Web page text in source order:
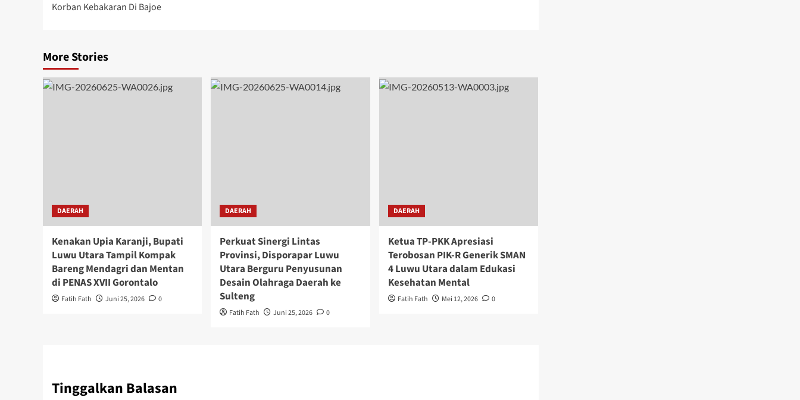
Korban Kebakaran Di Bajoe
More Stories
DAERAH
Kenakan Upia Karanji, Bupati
Luwu Utara Tampil Kompak
Bareng Mendagri dan Mentan
di PENAS XVII Gorontalo
Fatih Fath Juni 25, 2026 0
DAERAH
Perkuat Sinergi Lintas
Provinsi, Disporapar Luwu
Utara Berguru Penyusunan
Desain Olahraga Daerah ke
Sulteng
Fatih Fath Juni 25, 2026 0
DAERAH
Ketua TP-PKK Apresiasi
Terobosan PIK-R Generik SMAN
4 Luwu Utara dalam Edukasi
Kesehatan Mental
Fatih Fath Mei 12, 2026 0
Tinggalkan Balasan